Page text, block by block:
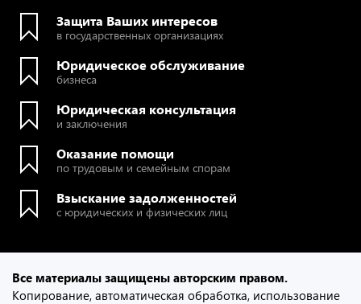
Защита Ваших интересов
в государственных организациях
Юридическое обслуживание
бизнеса
Юридическая консультация
и заключения
Оказание помощи
по трудовым и семейным спорам
Взыскание задолженностей
с юридических и физических лиц
Все материалы защищены авторским правом.
Копирование, автоматическая обработка, использование